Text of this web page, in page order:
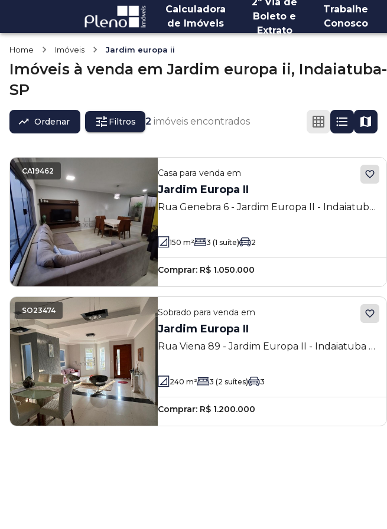
Calculadora
de Imóveis
Boleto e
Extrato
Trabalhe
Conosco
Home Imóveis Jardim europa ii
Imóveis à venda emJardim europa ii, Indaiatuba-
SP
Ordenar Filtros 2 imóveis encontrados
CA19462 Casa para venda em
Jardim Europa II
Rua Genebra 6 - Jardim Europa II - Indaiatuba
150 m² 3 (1 suíte) 2
Comprar: R$ 1.050.000
SO23474 Sobrado para venda em
Jardim Europa II
Rua Viena 89 - Jardim Europa II - Indaiatuba -
240 m² 3 (2 suítes) 3
Comprar: R$ 1.200.000